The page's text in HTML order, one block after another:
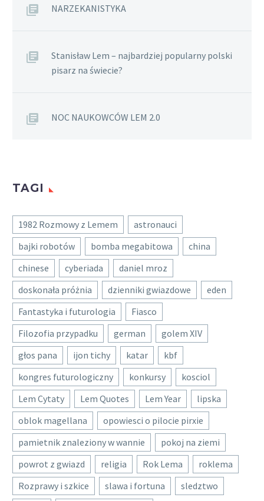
NARZEKANISTYKA
Stanisław Lem – najbardziej popularny polski
pisarz na świecie?
NOC NAUKOWCÓW LEM 2.0
TAGI
1982 Rozmowy z Lemem
astronauci
bajki robotów
bomba megabitowa
china
chinese
cyberiada
daniel mroz
doskonała próżnia
dzienniki gwiazdowe
eden
Fantastyka i futurologia
Fiasco
Filozofia przypadku
german
golem XIV
głos pana
ijon tichy katar
kbf
kongres futurologiczny
konkursy
kosciol
Lem Cytaty
Lem Quotes Lem Year
lipska
oblok magellana
opowiesci o pilocie pirxie
pamietnik znaleziony w wannie
pokoj na ziemi
powrot z gwiazd
religia Rok Lema
roklema
Rozprawy i szkice
slawa i fortuna sledztwo